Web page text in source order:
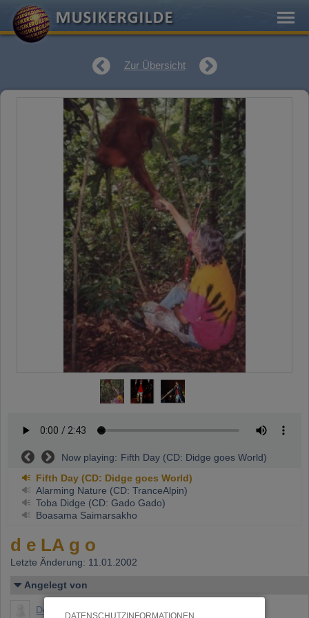
DATENSCHUTZINFORMATIONEN
Zur Übersicht
Now playing: Fifth Day (CD: Didge goes World)
Fifth Day (CD: Didge goes World)
Alarming Nature (CD: TranceAlpin)
Toba Didge (CD: Gado Gado)
Boasama Saimarsakho
d e LA g o
Letzte Änderung: 11.01.2002
Angelegt von
Delago, Hermann